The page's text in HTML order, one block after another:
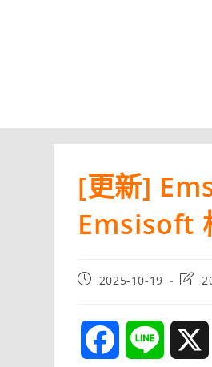
[更新]
Emsisoft
Post2025-10-19
Post